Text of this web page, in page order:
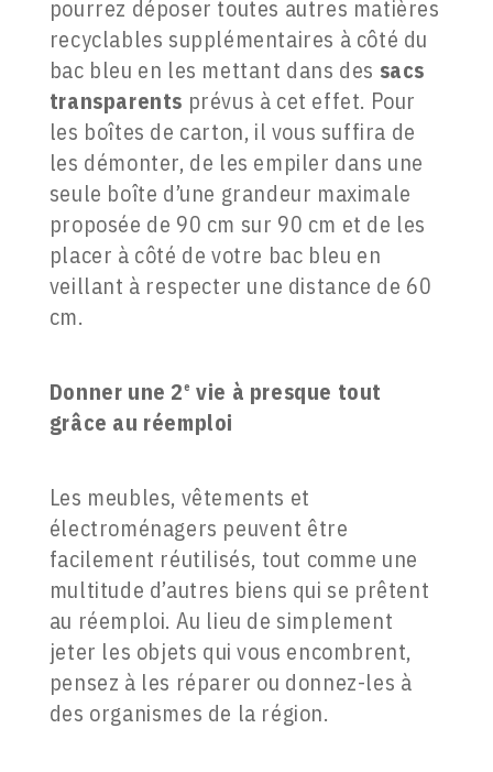
pourrez déposer toutes autres matières
recyclables supplémentaires à côté du
bac bleu en les mettant dans des sacs
transparents prévus à cet effet. Pour
les boîtes de carton, il vous suffira de
les démonter, de les empiler dans une
seule boîte d’une grandeur maximale
proposée de 90 cm sur 90 cm et de les
placer à côté de votre bac bleu en
veillant à respecter une distance de 60
cm.
Donner une 2e vie à presque tout
grâce au réemploi
Les meubles, vêtements et
électroménagers peuvent être
facilement réutilisés, tout comme une
multitude d’autres biens qui se prêtent
au réemploi. Au lieu de simplement
jeter les objets qui vous encombrent,
pensez à les réparer ou donnez-les à
des organismes de la région.